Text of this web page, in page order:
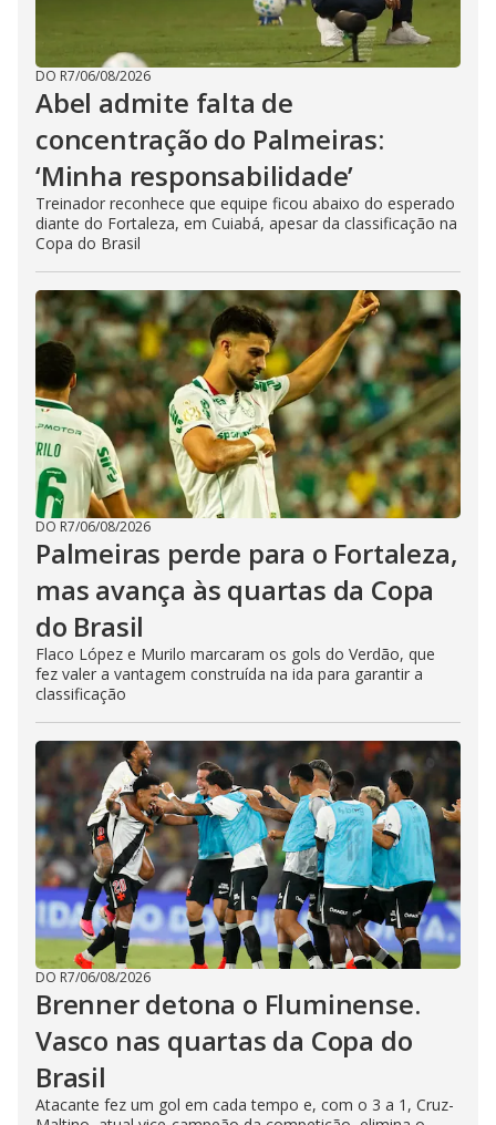
DO R7/06/08/2026
Abel admite falta de
concentração do Palmeiras:
‘Minha responsabilidade’
Treinador reconhece que equipe ficou abaixo do esperado
diante do Fortaleza, em Cuiabá, apesar da classificação na
Copa do Brasil
DO R7/06/08/2026
Palmeiras perde para o Fortaleza,
mas avança às quartas da Copa
do Brasil
Flaco López e Murilo marcaram os gols do Verdão, que
fez valer a vantagem construída na ida para garantir a
classificação
DO R7/06/08/2026
Brenner detona o Fluminense.
Vasco nas quartas da Copa do
Brasil
Atacante fez um gol em cada tempo e, com o 3 a 1, Cruz-